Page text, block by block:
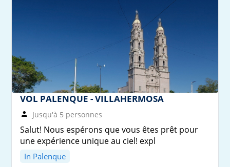
VOL PALENQUE - VILLAHERMOSA
Jusqu'à 5 personnes
Salut! Nous espérons que vous êtes prêt pour
une expérience unique au ciel! expl
In Palenque